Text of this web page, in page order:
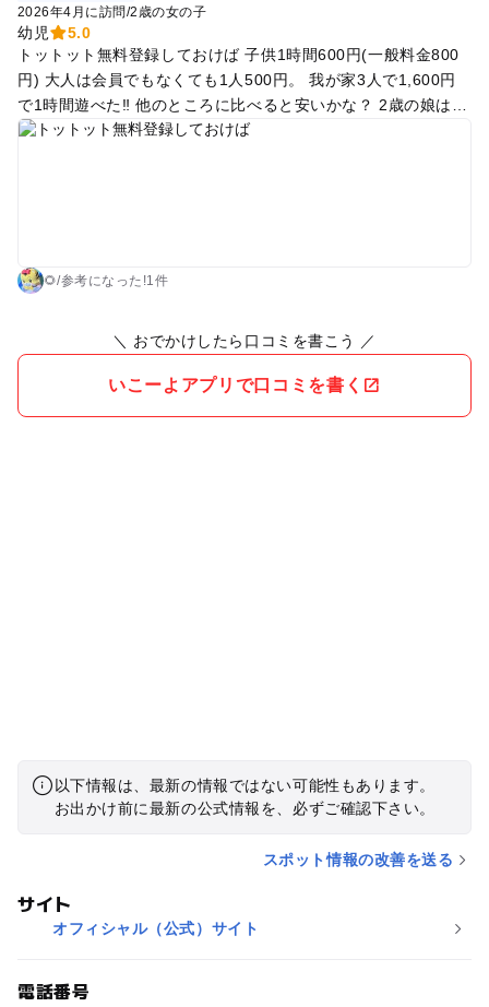
2026年4月に訪問/2歳の女の子
幼児
5.0
トットット無料登録しておけば 子供1時間600円(一般料金800
円) 大人は会員でもなくても1人500円。 我が家3人で1,600円
で1時間遊べた‼️ 他のところに比べると安いかな？ 2歳の娘は大
喜び1時間で充分でした🙆‍♀️ 何時間おきか分からないけど イベン
🌻/参考になった!1件
＼ おでかけしたら口コミを書こう ／
いこーよアプリで口コミを書く
以下情報は、最新の情報ではない可能性もあります。
お出かけ前に最新の公式情報を、必ずご確認下さい。
スポット情報の改善を送る
サイト
オフィシャル（公式）サイト
電話番号